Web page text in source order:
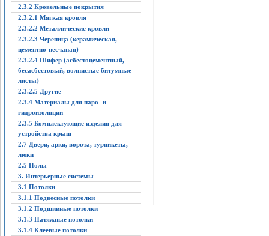
2.3.2 Кровельные покрытия
2.3.2.1 Мягкая кровля
2.3.2.2 Металлические кровли
2.3.2.3 Черепица (керамическая,
цементно-песчаная)
2.3.2.4 Шифер (асбестоцементный,
бесасбестовый, волнистые битумные
листы)
2.3.2.5 Другие
2.3.4 Материалы для паро- и
гидроизоляции
2.3.5 Комплектующие изделия для
устройства крыш
2.7 Двери, арки, ворота, турникеты,
люки
2.5 Полы
3. Интерьерные системы
3.1 Потолки
3.1.1 Подвесные потолки
3.1.2 Подшивные потолки
3.1.3 Натяжные потолки
3.1.4 Клеевые потолки